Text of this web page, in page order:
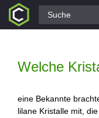
Alle Fragen
Welche
eine Bekannte
lilane Kristalle mit,